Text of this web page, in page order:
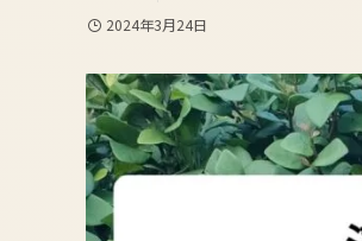
2024年3月24日